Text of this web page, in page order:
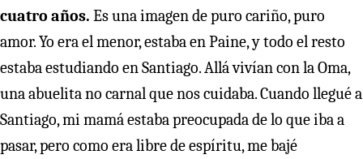
cuatro años. Es una imagen de puro cariño, puro
amor. Yo era el menor, estaba en Paine, y todo el resto
estaba estudiando en Santiago. Allá vivían con la Oma,
una abuelita no carnal que nos cuidaba. Cuando llegué a
Santiago, mi mamá estaba preocupada de lo que iba a
pasar, pero como era libre de espíritu, me bajé